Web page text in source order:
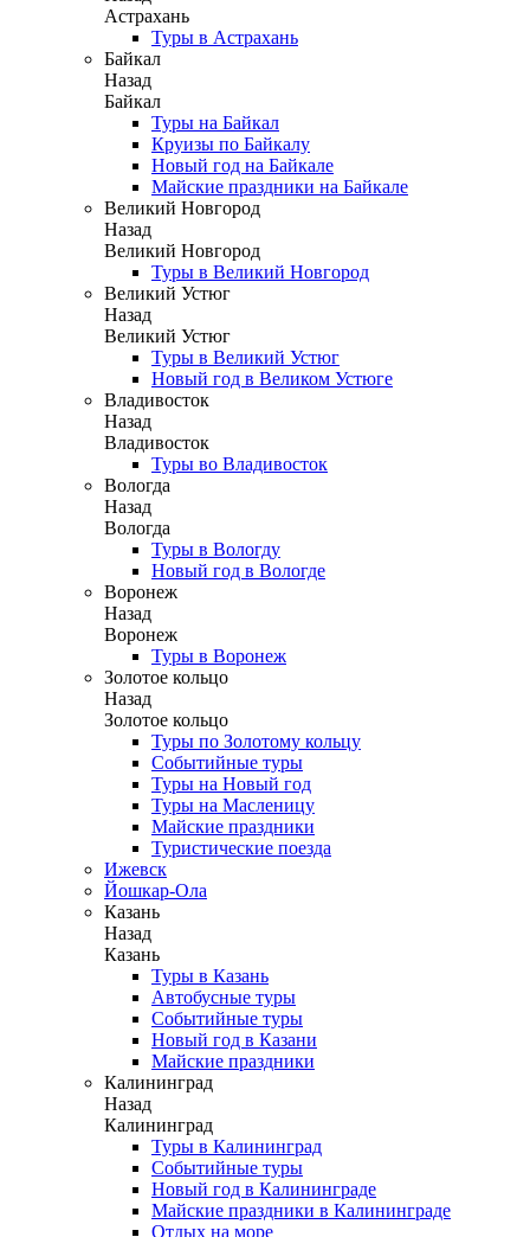
Астрахань
Туры в Астрахань
Байкал
Назад
Байкал
Туры на Байкал
Круизы по Байкалу
Новый год на Байкале
Майские праздники на Байкале
Великий Новгород
Назад
Великий Новгород
Туры в Великий Новгород
Великий Устюг
Назад
Великий Устюг
Туры в Великий Устюг
Новый год в Великом Устюге
Владивосток
Назад
Владивосток
Туры во Владивосток
Вологда
Назад
Вологда
Туры в Вологду
Новый год в Вологде
Воронеж
Назад
Воронеж
Туры в Воронеж
Золотое кольцо
Назад
Золотое кольцо
Туры по Золотому кольцу
Событийные туры
Туры на Новый год
Туры на Масленицу
Майские праздники
Туристические поезда
Ижевск
Йошкар-Ола
Казань
Назад
Казань
Туры в Казань
Автобусные туры
Событийные туры
Новый год в Казани
Майские праздники
Калининград
Назад
Калининград
Туры в Калининград
Событийные туры
Новый год в Калининграде
Майские праздники в Калининграде
Отдых на море